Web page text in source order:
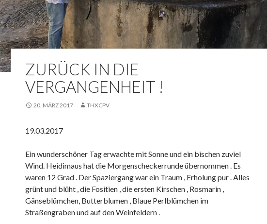
ZURÜCK IN DIE
VERGANGENHEIT !
20. MÄRZ 2017 THXCPV
19.03.2017
Ein wunderschöner Tag erwachte mit Sonne und ein bischen zuviel
Wind. Heidimaus hat die Morgenscheckerrunde übernommen . Es
waren 12 Grad . Der Spaziergang war ein Traum , Erholung pur . Alles
grünt und blüht , die Fositien , die ersten Kirschen , Rosmarin ,
Gänseblümchen, Butterblumen , Blaue Perlblümchen im
Straßengraben und auf den Weinfeldern .